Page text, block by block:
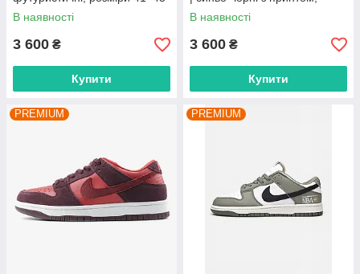
В наявності
3 600 ₴
Купити
розміри 41–45
В наявності
3 600 ₴
Купити
PREMIUM PREMIUM